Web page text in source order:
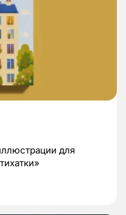
для